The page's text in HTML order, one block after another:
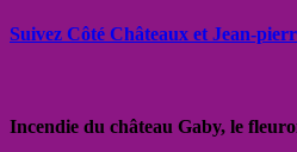
Suivez Côté Châteaux et Jean-
Incendie du château Gaby, le